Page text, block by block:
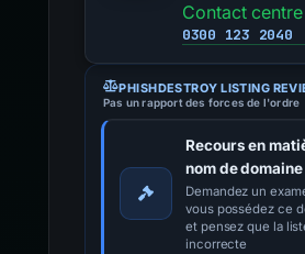
Contact centre
0300 123 2040
PHISHDESTROY LISTING
Pas un rapport des forces de l'ordre
Recours en
nom de domaine
Demandez un
vous possédez ce
et pensez que la
incorrecte